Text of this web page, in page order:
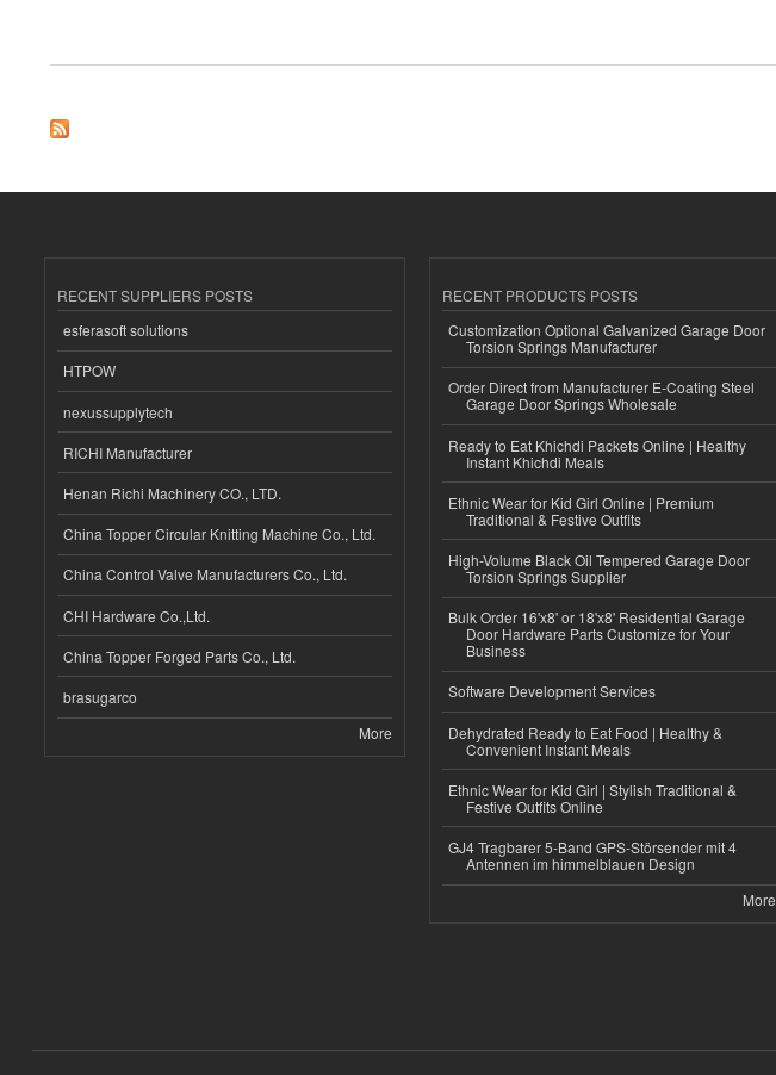
RECENT SUPPLIERS POSTS
esferasoft solutions
HTPOW
nexussupplytech
RICHI Manufacturer
Henan Richi Machinery CO., LTD.
China Topper Circular Knitting Machine Co., Ltd.
China Control Valve Manufacturers Co., Ltd.
CHI Hardware Co.,Ltd.
China Topper Forged Parts Co., Ltd.
brasugarco
More
RECENT PRODUCTS POSTS
Customization Optional Galvanized Garage Door
Torsion Springs Manufacturer
Order Direct from Manufacturer E-Coating Steel
Garage Door Springs Wholesale
Ready to Eat Khichdi Packets Online | Healthy
Instant Khichdi Meals
Ethnic Wear for Kid Girl Online | Premium
Traditional & Festive Outfits
High-Volume Black Oil Tempered Garage Door
Torsion Springs Supplier
Bulk Order 16'x8' or 18'x8' Residential Garage
Door Hardware Parts Customize for Your
Business
Software Development Services
Dehydrated Ready to Eat Food | Healthy &
Convenient Instant Meals
Ethnic Wear for Kid Girl | Stylish Traditional &
Festive Outfits Online
GJ4 Tragbarer 5-Band GPS-Störsender mit 4
Antennen im himmelblauen Design
More